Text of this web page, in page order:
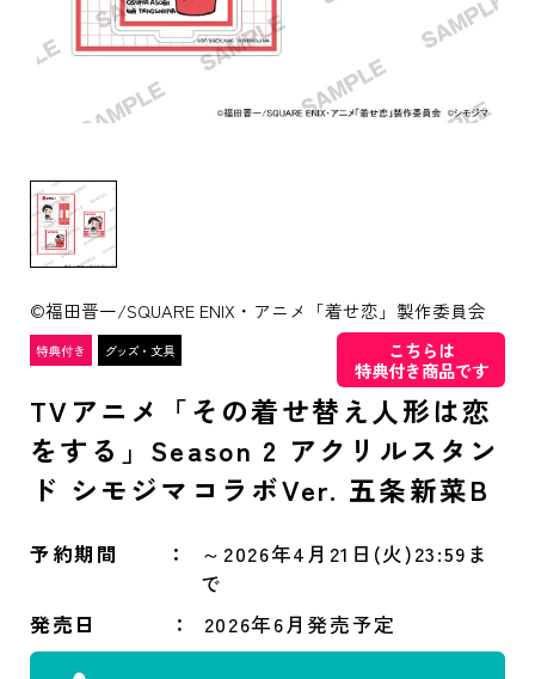
©福田晋一/SQUARE ENIX・アニメ「着せ恋」製作委員会
こちらは
特典付き商品です
TVアニメ「その着せ替え人形は恋
をする」Season 2 アクリルスタン
ド シモジマコラボVer. 五条新菜B
予約期間
～2026年4月21日(火)23:59ま
で
発売日
2026年6月発売予定